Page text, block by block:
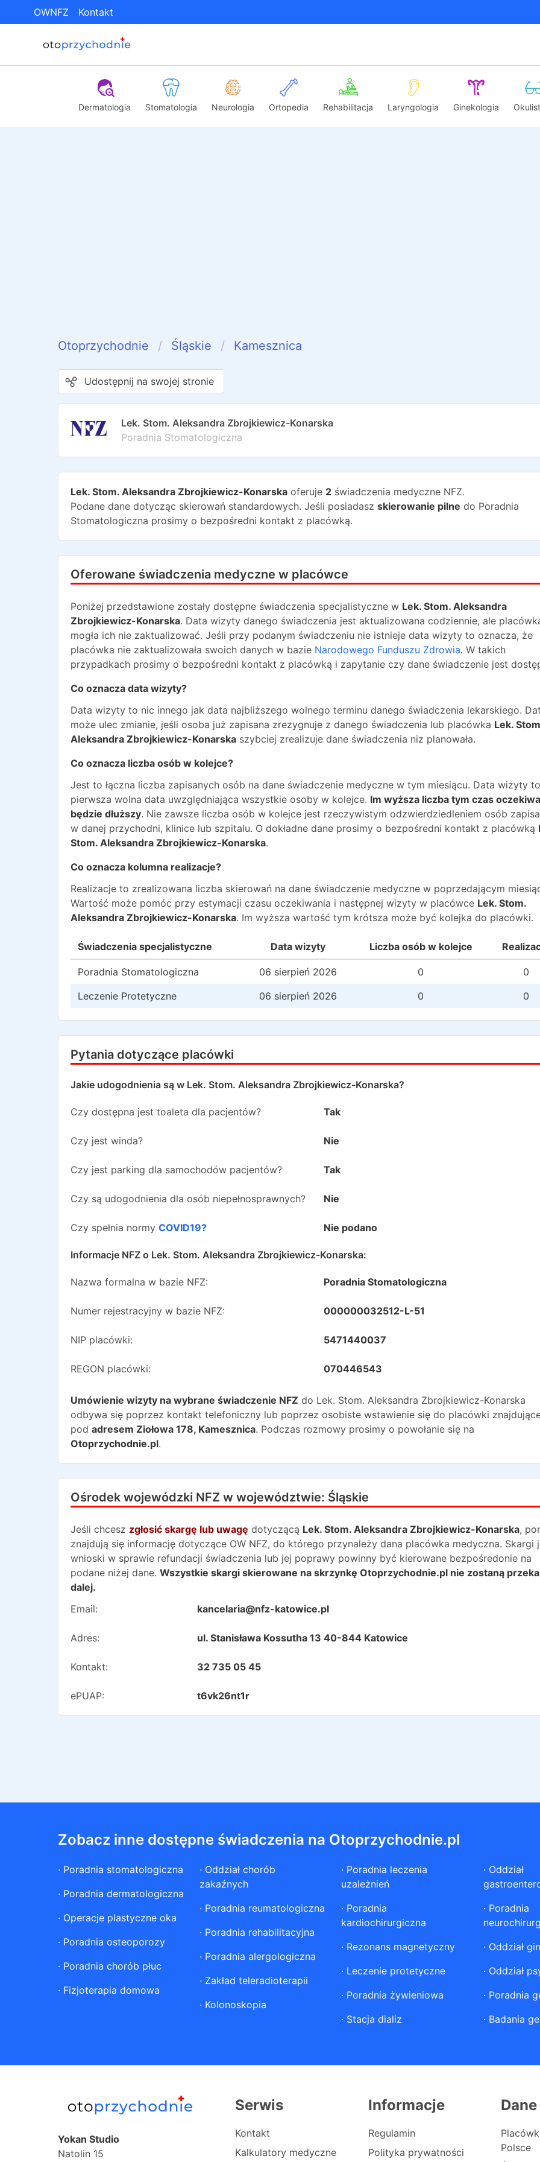
OWNFZ Kontakt
Dermatologia Stomatologia Neurologia Ortopedia Rehabilitacja Laryngologia Ginekologia
Otoprzychodnie Śląskie Kamesznica
Udostępnij na swojej stronie
Lek. Stom. Aleksandra Zbrojkiewicz-Konarska
Poradnia Stomatologiczna
Lek. Stom. Aleksandra Zbrojkiewicz-Konarska oferuje 2 świadczenia medyczne NFZ.
Podane dane dotycząc skierowań standardowych. Jeśli posiadasz skierowanie pilne do Poradnia
Stomatologiczna prosimy o bezpośredni kontakt z placówką.
Oferowane świadczenia medyczne w placówce
Poniżej przedstawione zostały dostępne świadczenia specjalistyczne w Lek. Stom. Aleksandra
Zbrojkiewicz-Konarska. Data wizyty danego świadczenia jest aktualizowana codziennie, ale
mogła ich nie zaktualizować. Jeśli przy podanym świadczeniu nie istnieje data wizyty to oznacza, że
placówka nie zaktualizowała swoich danych w bazie Narodowego Funduszu Zdrowia. W takich
przypadkach prosimy o bezpośredni kontakt z placówką i zapytanie czy dane świadczenie jest
Co oznacza data wizyty?
Data wizyty to nic innego jak data najbliższego wolnego terminu danego świadczenia lekarskiego.
może ulec zmianie, jeśli osoba już zapisana zrezygnuje z danego świadczenia lub placówka Lek.
Aleksandra Zbrojkiewicz-Konarska szybciej zrealizuje dane świadczenia niz planowała.
Co oznacza liczba osób w kolejce?
Jest to łączna liczba zapisanych osób na dane świadczenie medyczne w tym miesiącu. Data wizyty to
pierwsza wolna data uwzględniająca wszystkie osoby w kolejce. Im wyższa liczba tym czas
będzie dłuższy. Nie zawsze liczba osób w kolejce jest rzeczywistym odzwierdziedleniem osób
w danej przychodni, klinice lub szpitalu. O dokładne dane prosimy o bezpośredni kontakt z placówką
Stom. Aleksandra Zbrojkiewicz-Konarska.
Co oznacza kolumna realizacje?
Realizacje to zrealizowana liczba skierowań na dane świadczenie medyczne w poprzedającym
Wartość może pomóc przy estymacji czasu oczekiwania i następnej wizyty w placówce Lek. Stom.
Aleksandra Zbrojkiewicz-Konarska. Im wyższa wartość tym krótsza może być kolejka do placówki.
Świadczenia specjalistyczne Data wizyty Liczba osób w kolejce
Poradnia Stomatologiczna 06 sierpień 2026 0
0
Leczenie Protetyczne
06 sierpień 2026 0 0
Pytania dotyczące placówki
Jakie udogodnienia są w Lek. Stom. Aleksandra Zbrojkiewicz-Konarska?
Czy dostępna jest toaleta dla pacjentów? Tak
Czy jest winda? Nie
Czy jest parking dla samochodów pacjentów? Tak
Czy są udogodnienia dla osób niepełnosprawnych? Nie
Czy spełnia normy COVID19? Nie podano
Informacje NFZ o Lek. Stom. Aleksandra Zbrojkiewicz-Konarska:
Nazwa formalna w bazie NFZ: Poradnia Stomatologiczna
Numer rejestracyjny w bazie NFZ: 000000032512-L-51
NIP placówki: 5471440037
REGON placówki: 070446543
Umówienie wizyty na wybrane świadczenie NFZ do Lek. Stom. Aleksandra Zbrojkiewicz-Konarska
odbywa się poprzez kontakt telefoniczny lub poprzez osobiste wstawienie się do placówki
pod adresem Ziołowa 178, Kamesznica. Podczas rozmowy prosimy o powołanie się na
Otoprzychodnie.pl.
Ośrodek wojewódzki NFZ w województwie: Śląskie
Jeśli chcesz zgłosić skargę lub uwagę dotyczącą Lek. Stom. Aleksandra Zbrojkiewicz-Konarska,
znajdują się informację dotyczące OW NFZ, do którego przynależy dana placówka medyczna. Skargi
wnioski w sprawie refundacji świadczenia lub jej poprawy powinny być kierowane bezpośredonie na
podane niżej dane. Wszystkie skargi skierowane na skrzynkę Otoprzychodnie.pl nie zostaną
dalej.
Email:
kancelaria@nfz-katowice.pl
Adres: ul. Stanisława Kossutha 13 40-844 Katowice
Kontakt: 32 735 05 45
ePUAP: t6vk26nt1r
Zobacz inne dostępne świadczenia na Otoprzychodnie.pl
· Poradnia stomatologiczna
· Poradnia dermatologiczna
· Operacje plastyczne oka
· Poradnia osteoporozy
· Poradnia chorób płuc
· Fizjoterapia domowa
· Oddział chorób
zakaźnych
· Poradnia reumatologiczna
· Poradnia rehabilitacyjna
· Poradnia alergologiczna
· Zakład teleradioterapii
· Kolonoskopia
· Poradnia leczenia
uzależnień
· Poradnia
kardiochirurgiczna
· Rezonans magnetyczny
· Leczenie protetyczne
· Poradnia żywieniowa
· Stacja dializ
· Oddział
· Poradnia
· Oddział
· Oddział
· Poradnia
· Badania
Yokan Studio
Natolin 15
Serwis
Kontakt
Kalkulatory medyczne
Informacje
Regulamin
Polityka prywatności
Dane
Polsce